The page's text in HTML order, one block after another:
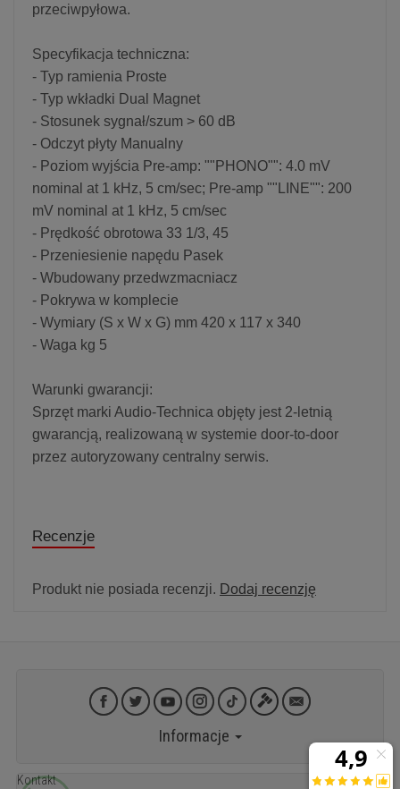
przeciwpyłowa.
Specyfikacja techniczna:
- Typ ramienia Proste
- Typ wkładki Dual Magnet
- Stosunek sygnał/szum > 60 dB
- Odczyt płyty Manualny
- Poziom wyjścia Pre-amp: ""PHONO"": 4.0 mV
nominal at 1 kHz, 5 cm/sec; Pre-amp ""LINE"": 200
mV nominal at 1 kHz, 5 cm/sec
- Prędkość obrotowa 33 1/3, 45
- Przeniesienie napędu Pasek
- Wbudowany przedwzmacniacz
- Pokrywa w komplecie
- Wymiary (S x W x G) mm 420 x 117 x 340
- Waga kg 5
Warunki gwarancji:
Sprzęt marki Audio-Technica objęty jest 2-letnią
gwarancją, realizowaną w systemie door-to-door
przez autoryzowany centralny serwis.
Recenzje
Produkt nie posiada recenzji. Dodaj recenzję
Informacje
Kontakt